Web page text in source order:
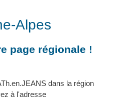
Alpes
page régionale !
dans la région
à l'adresse